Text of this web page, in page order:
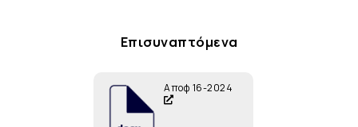
Επισυναπτόμενα
Αποφ 16-2024